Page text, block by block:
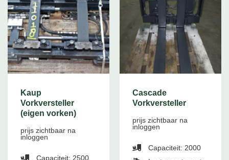
Kaup
Vorkversteller
(eigen vorken)
prijs zichtbaar na
inloggen
Capaciteit: 2500
Cascade
Vorkversteller
prijs zichtbaar na
inloggen
Capaciteit: 2000